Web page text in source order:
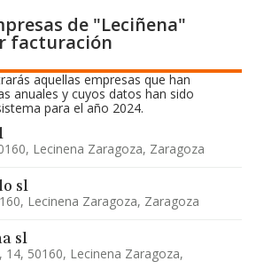
de "Leciñena"
facturación
aquellas empresas que han
anuales y cuyos datos han sido
para el año 2024.
Lecinena Zaragoza, Zaragoza
sl
Lecinena Zaragoza, Zaragoza
sl
14, 50160, Lecinena Zaragoza,